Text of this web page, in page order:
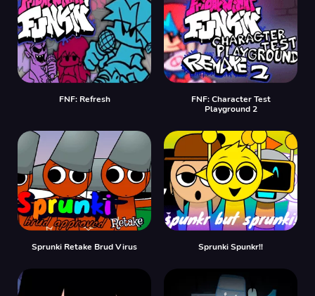
FNF: Refresh
FNF: Character Test
Playground 2
Sprunki Retake Brud Virus Sprunki Spunkr!!